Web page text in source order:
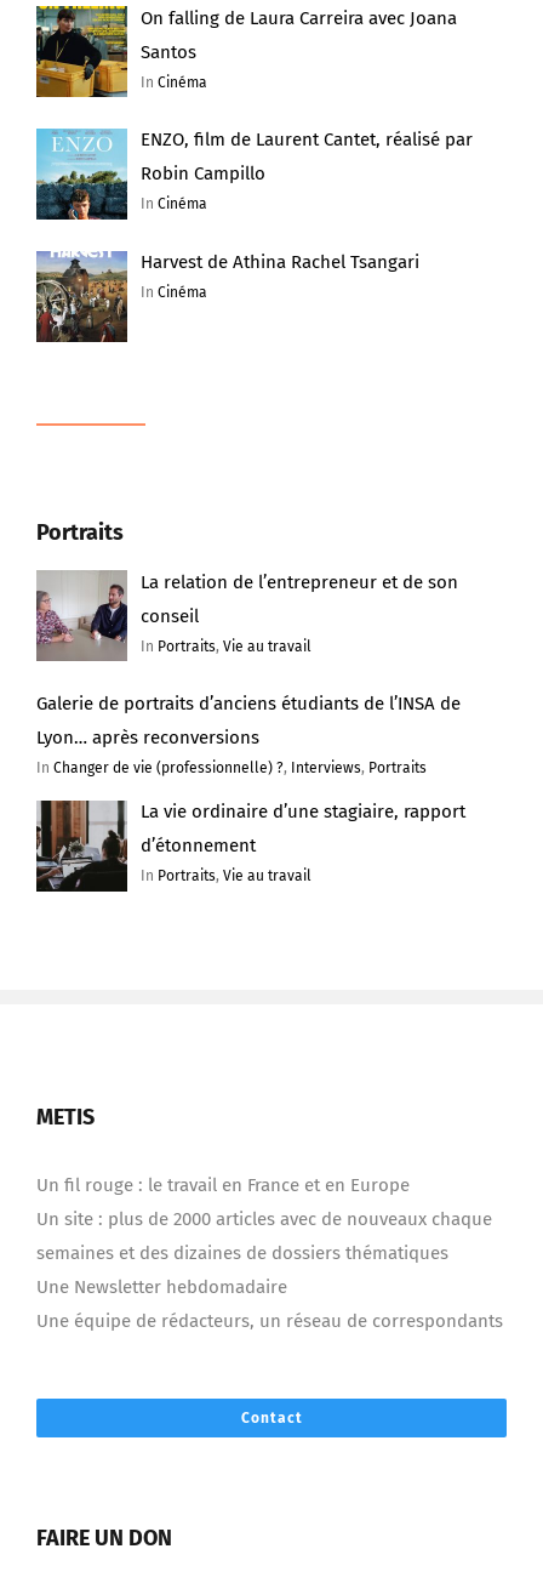
On falling de Laura Carreira avec Joana
Santos
InCinéma
ENZO, film de Laurent Cantet, réalisé par
Robin Campillo
InCinéma
Harvest de Athina Rachel Tsangari
InCinéma
Portraits
La relation de l’entrepreneur et de son
conseil
In Portraits,Vie au travail
Galerie de portraits d’anciens étudiants de l’INSA de
Lyon… après reconversions
In Changer de vie (professionnelle) ?, Interviews, Portraits
La vie ordinaire d’une stagiaire, rapport
d’étonnement
In Portraits,Vie au travail
METIS
Un fil rouge : le travail en France et en Europe
Un site : plus de 2000 articles avec de nouveaux chaque
semaines et des dizaines de dossiers thématiques
Une Newsletter hebdomadaire
Une équipe de rédacteurs, un réseau de correspondants
Contact
FAIRE UN DON